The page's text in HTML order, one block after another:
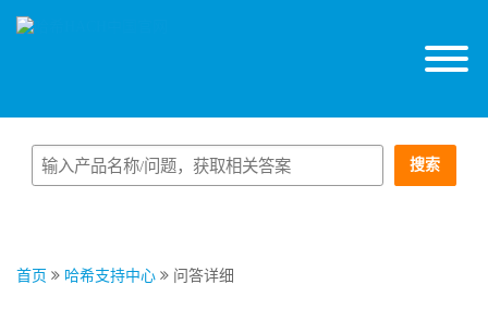
搜索
首页 哈希支持中心 问答详细